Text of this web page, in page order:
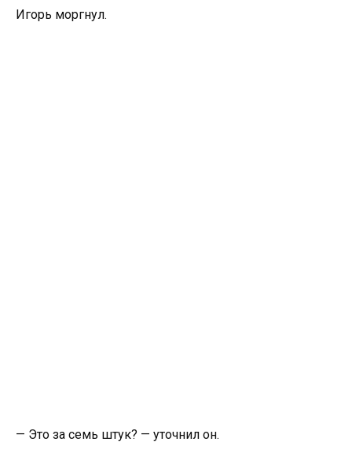
Игорь моргнул.
— Это за семь штук? — уточнил он.